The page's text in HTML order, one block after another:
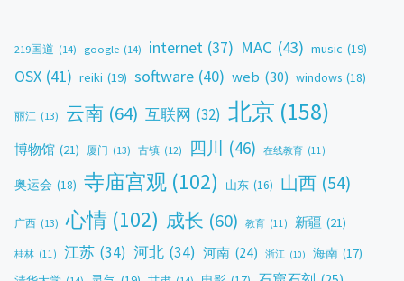
219国道 (14) google (14) internet (37) MAC (43) music (19)
OSX (41) reiki (19) software (40) web (30) windows (18)
丽江 (13) 云南 (64) 互联网 (32) 北京 (158)
博物馆 (21) 厦门 (13) 古镇 (12) 四川 (46) 在线教育 (11)
奥运会 (18) 寺庙宫观 (102) 山东 (16) 山西 (54)
广西 (13) 心情 (102) 成长 (60) 教育 (11) 新疆 (21)
桂林 (11) 江苏 (34) 河北 (34) 河南 (24) 浙江 (10) 海南 (17)